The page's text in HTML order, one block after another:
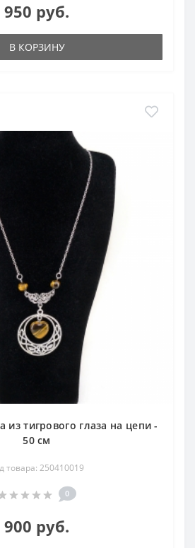
950 руб.
В КОРЗИНУ
из тигрового глаза на цепи -
50 см
товара: 250410019
0
900 руб.